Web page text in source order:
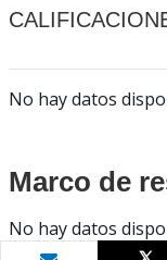
No hay datos
Marco de
No hay datos